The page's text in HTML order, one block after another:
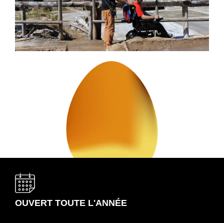
OUVERT TOUTE L'ANNÉE